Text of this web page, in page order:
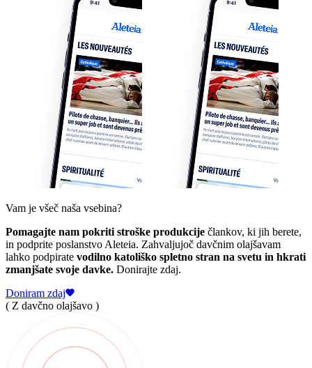
Vam je všeč naša vsebina?
Pomagajte nam pokriti stroške produkcije člankov, ki jih berete,
in podprite poslanstvo Aleteia. Zahvaljujoč davčnim olajšavam
lahko podpirate vodilno katoliško spletno stran na svetu in hkrati
zmanjšate svoje davke. Donirajte zdaj.
Doniram zdaj
( Z davčno olajšavo )